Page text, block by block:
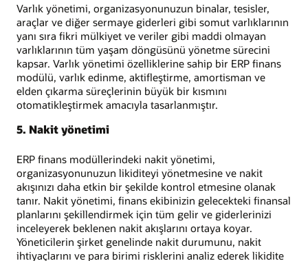
Varlık yönetimi, organizasyonunuzun binalar, tesisler,
araçlar ve diğer sermaye giderleri gibi somut varlıklarının
yanı sıra fikri mülkiyet ve veriler gibi maddi olmayan
varlıklarının tüm yaşam döngüsünü yönetme sürecini
kapsar. Varlık yönetimi özelliklerine sahip bir ERP finans
modülü, varlık edinme, aktifleştirme, amortisman ve
elden çıkarma süreçlerinin büyük bir kısmını
otomatikleştirmek amacıyla tasarlanmıştır.
5. Nakit yönetimi
ERP finans modüllerindeki nakit yönetimi,
organizasyonunuzun likiditeyi yönetmesine ve nakit
akışınızı daha etkin bir şekilde kontrol etmesine olanak
tanır. Nakit yönetimi, finans ekibinizin gelecekteki finansal
planlarını şekillendirmek için tüm gelir ve giderlerinizi
inceleyerek beklenen nakit akışlarını ortaya koyar.
Yöneticilerin şirket genelinde nakit durumunu, nakit
ihtiyaçlarını ve para birimi risklerini analiz ederek likidite